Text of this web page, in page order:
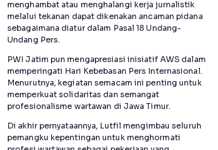
menghambat atau menghalangi kerja jurnalistik
melalui tekanan dapat dikenakan ancaman pidana
sebagaimana diatur dalam Pasal 18 Undang-
Undang Pers.
PWI Jatim pun mengapresiasi inisiatif AWS dalam
memperingati Hari Kebebasan Pers Internasional.
Menurutnya, kegiatan semacam ini penting untuk
memperkuat solidaritas dan semangat
profesionalisme wartawan di Jawa Timur.
Di akhir pernyataannya, Lutfil mengimbau seluruh
pemangku kepentingan untuk menghormati